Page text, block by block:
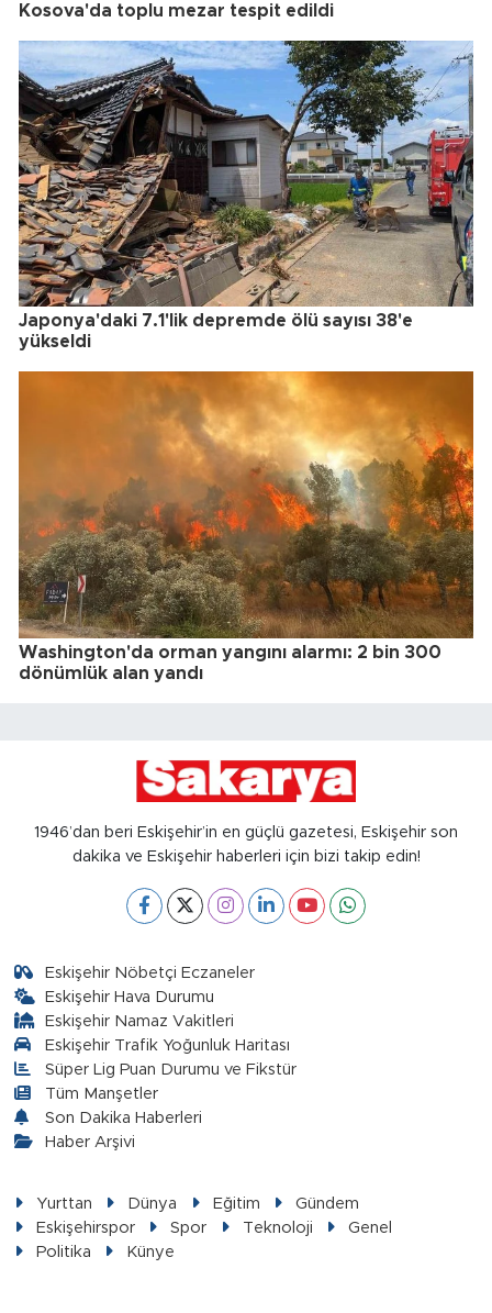
Kosova'da toplu mezar tespit edildi
Japonya'daki 7.1'lik depremde ölü sayısı 38'e
yükseldi
Washington'da orman yangını alarmı: 2 bin 300
dönümlük alan yandı
1946’dan beri Eskişehir’in en güçlü gazetesi, Eskişehir son
dakika ve Eskişehir haberleri için bizi takip edin!
Eskişehir Nöbetçi Eczaneler
Eskişehir Hava Durumu
Eskişehir Namaz Vakitleri
Eskişehir Trafik Yoğunluk Haritası
Süper Lig Puan Durumu ve Fikstür
Tüm Manşetler
Son Dakika Haberleri
Haber Arşivi
Yurttan Dünya Eğitim
Gündem
Eskişehirspor
Spor Teknoloji
Genel
Politika
Künye